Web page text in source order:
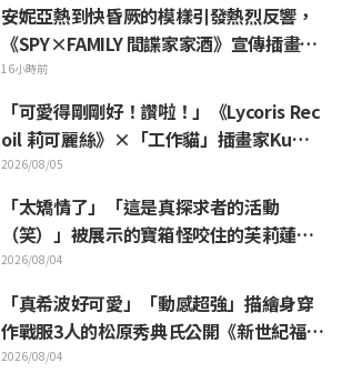
安妮亞熱到快昏厥的模樣引發熱烈反響，
《SPY×FAMILY 間諜家家酒》宣傳插畫
「安妮亞、融化掉了」
16小時前
「可愛得剛剛好！讚啦！」《Lycoris Rec
oil 莉可麗絲》×「工作貓」插畫家Kuma
mine合作消息公開 引發「讚啦！」熱烈
迴響
2026/08/05
「太矯情了」「這是真探求者的活動
（笑）」被展示的寶箱怪咬住的芙莉蓮玩
偶引來大量吐槽《葬送的芙莉蓮》
2026/08/04
「真希波好可愛」「動感超強」描繪身穿
作戰服3人的松原秀典氏公開《新世紀福音
戰士》美麗手繪插圖引發反響
2026/08/04